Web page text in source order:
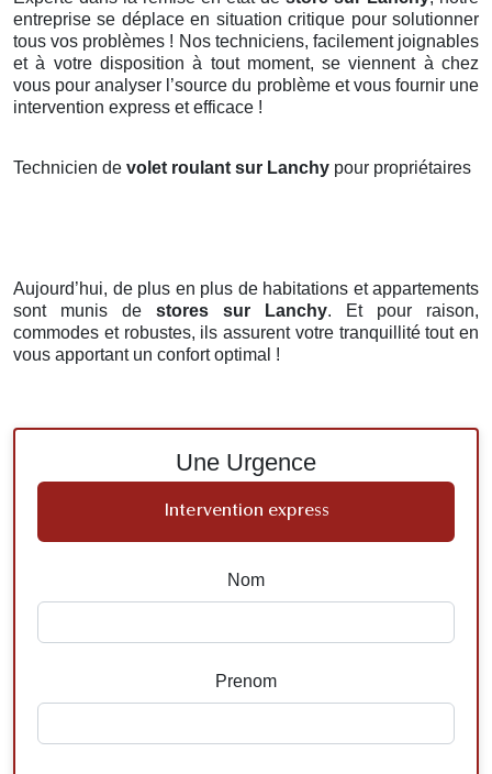
entreprise se déplace en situation critique pour solutionner
tous vos problèmes ! Nos techniciens, facilement joignables
et à votre disposition à tout moment, se viennent à chez
vous pour analyser l’source du problème et vous fournir une
intervention express et efficace !
Technicien de volet roulant sur Lanchy pour propriétaires
Aujourd’hui, de plus en plus de habitations et appartements
sont munis de stores sur Lanchy. Et pour raison,
commodes et robustes, ils assurent votre tranquillité tout en
vous apportant un confort optimal !
Une Urgence
Intervention express
Nom
Prenom